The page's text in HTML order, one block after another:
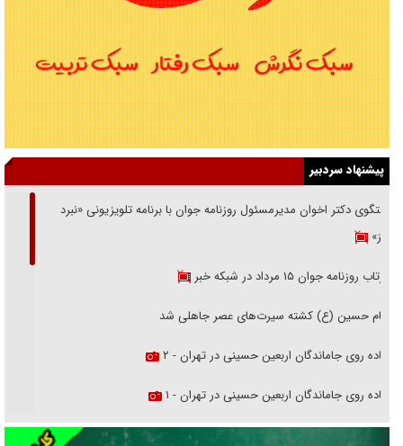
پیشنهاد سردبیر
گفتگوی دکتر اخوان مدیرمسئول روزنامه جوان با برنامه تلویزیونی «نبرد
هرمز»
بازتاب روزنامه جوان ۱۵ مرداد در شبکه خبر
امام حسین (ع) کشته سیرت‌های عصر جاهلی شد
پیاده روی جاماندگان اربعین حسینی در تهران - ۲
پیاده روی جاماندگان اربعین حسینی در تهران - ۱
فریاد‌ها و ناله‌های دوستان مبارزدلم را آتش می‌زد